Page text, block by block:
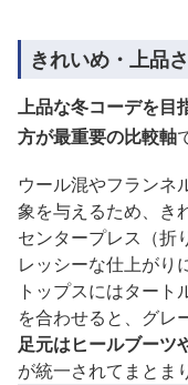
きれいめ・上品
上品な冬コーデを目
方が最重要の比較軸
ウール混やフランネ
象を与えるため、き
センタープレス（折
レッシーな仕上がり
トップスにはター
を合わせると、グレ
足元はヒールブーツ
が統一されてまとま